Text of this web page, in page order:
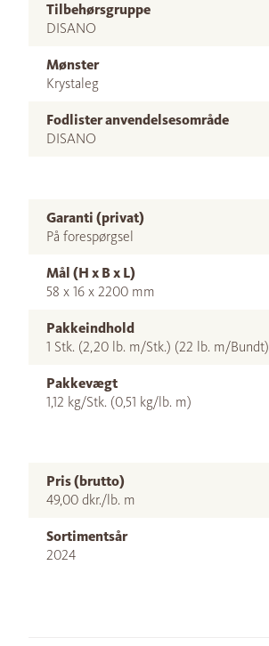
Tilbehørsgruppe
DISANO
Mønster
Krystaleg
Fodlister anvendelsesområde
DISANO
Garanti (privat)
På forespørgsel
Mål (H x B x L)
58 x 16 x 2200 mm
Pakkeindhold
1 Stk. (2,20 lb. m/Stk.) (22 lb. m/Bundt)
Pakkevægt
1,12 kg/Stk. (0,51 kg/lb. m)
Pris (brutto)
49,00 dkr./lb. m
Sortimentsår
2024